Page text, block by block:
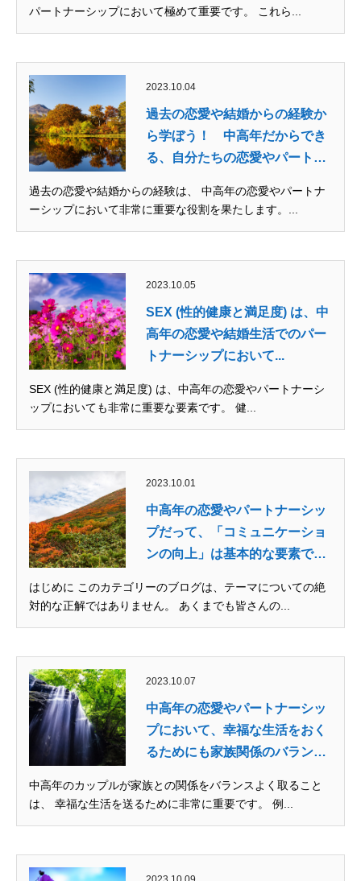
パートナーシップにおいて極めて重要です。 これら...
2023.10.04
過去の恋愛や結婚からの経験か
ら学ぼう！ 中高年だからでき
る、自分たちの恋愛やパート
過去の恋愛や結婚からの経験は、 中高年の恋愛やパートナ
ーシップにおいて非常に重要な役割を果たします。...
2023.10.05
SEX (性的健康と満足度) は、中
高年の恋愛や結婚生活でのパー
トナーシップにおいて...
SEX (性的健康と満足度) は、中高年の恋愛やパートナーシ
ップにおいても非常に重要な要素です。 健...
2023.10.01
中高年の恋愛やパートナーシッ
プだって、「コミュニケーショ
ンの向上」は基本的な要素で
はじめに このカテゴリーのブログは、テーマについての絶
対的な正解ではありません。 あくまでも皆さんの...
2023.10.07
中高年の恋愛やパートナーシッ
プにおいて、幸福な生活をおく
るためにも家族関係のバラン
中高年のカップルが家族との関係をバランスよく取ること
は、 幸福な生活を送るために非常に重要です。 例...